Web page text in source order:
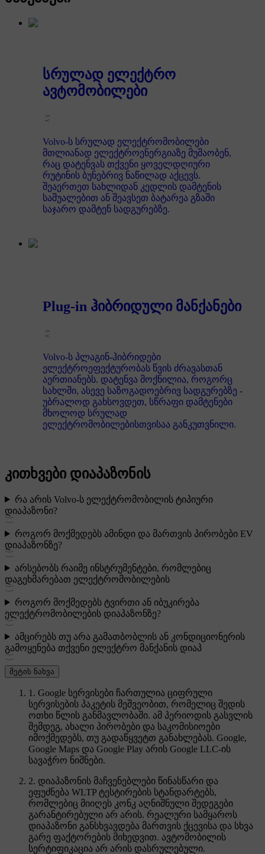
სრულად ელექტრო
ავტომობილები
Volvo-ს სრულად ელექტრომობილები
მთლიანად ელექტროენერგიაზე მუშაობენ,
რაც დატენვას თქვენი ყოველდღიური
რუტინის ბუნებრივ ნაწილად აქცევს.
შეაერთეთ სახლიდან კედლის დამტენის
საშუალებით ან შეავსეთ ბატარეა გზაში
საჯარო დამტენ სადგურებზე.
Plug-in ჰიბრიდული მანქანები
Volvo-ს პლაგინ-ჰიბრიდები
ელექტროეფექტურობას წვის ძრავასთან
აერთიანებს. დატენვა მოქნილია, როგორც
სახლში, ასევე საზოგადოებრივ სადგურებზე -
უბრალოდ გახსოვდეთ, სწრაფი დამტენები
მხოლოდ სრულად
ელექტრომობილებისთვისაა განკუთვნილი.
კითხვები დიაპაზონის
რა არის Volvo-ს ელექტრომობილის ტიპიური
დიაპაზონი?
როგორ მოქმედებს ამინდი და მართვის პირობები EV
დიაპაზონზე?
არსებობს რაიმე ინსტრუმენტები, რომლებიც
დაგეხმარებათ ელექტრომობილების
როგორ მოქმედებს ტვირთი ან იბუკირება
ელექტრომობილების დიაპაზონზე?
ამცირებს თუ არა გამათბობლის ან კონდიციონერის
გამოყენება თქვენი ელექტრო მანქანის დიაპ
მეტის ნახვა
1. Google სერვისები ჩართულია ციფრული
სერვისების პაკეტის მეშვეობით, რომელიც შედის
ოთხი წლის განმავლობაში. ამ პერიოდის გასვლის
შემდეგ, ახალი პირობები და საკომისიოები
იმოქმედებს, თუ გადაწყვეტთ განახლებას. Google,
Google Maps და Google Play არის Google LLC-ის
სავაჭრო ნიშნები.
2. დიაპაზონის მაჩვენებლები წინასწარი და
ეფუძნება WLTP ტესტირების სტანდარტებს,
რომლებიც მიიღეს კონკ აღნიშნული შედეგები
გარანტირებული არ არის. რეალური სამყაროს
დიაპაზონი განსხვავდება მართვის ქცევისა და სხვა
გარე ფაქტორების მიხედვით. ავტომობილის
სერტიფიკაცია არ არის დასრულებული.